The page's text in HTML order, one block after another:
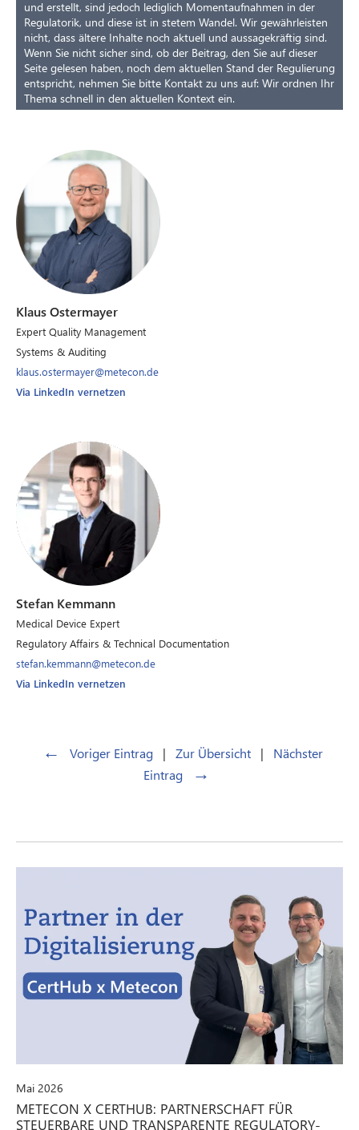
und erstellt, sind jedoch lediglich Momentaufnahmen in der
Regulatorik, und diese ist in stetem Wandel. Wir gewährleisten
nicht, dass ältere Inhalte noch aktuell und aussagekräftig sind.
Wenn Sie nicht sicher sind, ob der Beitrag, den Sie auf dieser
Seite gelesen haben, noch dem aktuellen Stand der Regulierung
entspricht, nehmen Sie bitte Kontakt zu uns auf: Wir ordnen Ihr
Thema schnell in den aktuellen Kontext ein.
Klaus Ostermayer
Expert Quality Management
Systems & Auditing
klaus.ostermayer@metecon.de
Via LinkedIn vernetzen
Stefan Kemmann
Medical Device Expert
Regulatory Affairs & Technical Documentation
stefan.kemmann@metecon.de
Via LinkedIn vernetzen
← Voriger Eintrag | Zur Übersicht |
Nächster
Eintrag
→
Mai 2026
METECON X CERTHUB: PARTNERSCHAFT FÜR
STEUERBARE UND TRANSPARENTE REGULATORY-